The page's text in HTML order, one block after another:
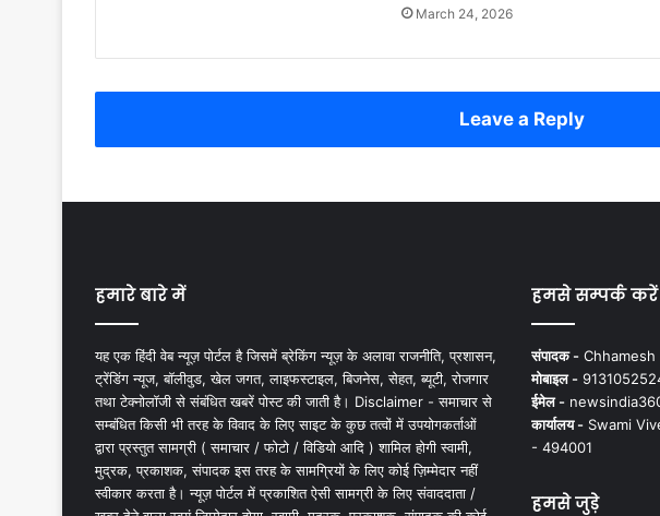
March 24, 2026
Leave a Reply
हमारे बारे में
यह एक हिंदी वेब न्यूज़ पोर्टल है जिसमें ब्रेकिंग न्यूज़ के अलावा राजनीति, प्रशासन,
ट्रेंडिंग न्यूज, बॉलीवुड, खेल जगत, लाइफस्टाइल, बिजनेस, सेहत, ब्यूटी, रोजगार
तथा टेक्नोलॉजी से संबंधित खबरें पोस्ट की जाती है। Disclaimer - समाचार से
सम्बंधित किसी भी तरह के विवाद के लिए साइट के कुछ तत्वों में उपयोगकर्ताओं
द्वारा प्रस्तुत सामग्री ( समाचार / फोटो / विडियो आदि ) शामिल होगी स्वामी,
मुद्रक, प्रकाशक, संपादक इस तरह के सामग्रियों के लिए कोई ज़िम्मेदार नहीं
स्वीकार करता है। न्यूज़ पोर्टल में प्रकाशित ऐसी सामग्री के लिए संवाददाता /
हमसे सम्पर्क करें
संपादक -Chhamesh
मोबाइल -
ईमेल -
कार्यालय -Swami
- 494001
हमसे जुड़े